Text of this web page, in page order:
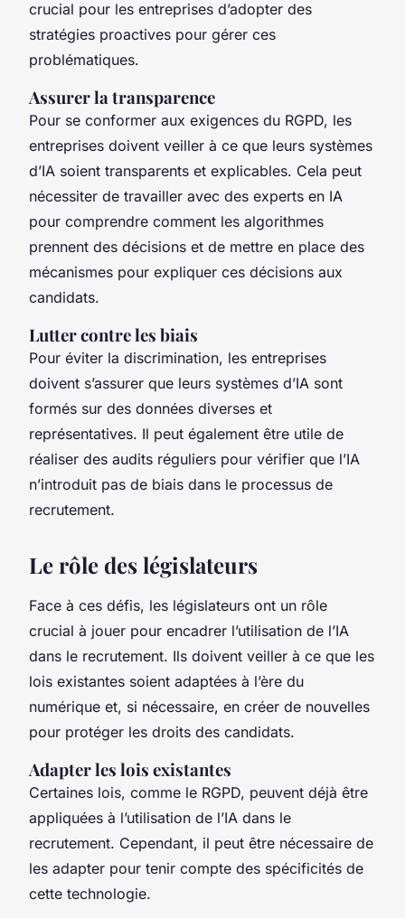
crucial pour les entreprises d’adopter des
stratégies proactives pour gérer ces
problématiques.
Assurer la transparence
Pour se conformer aux exigences du RGPD, les
entreprises doivent veiller à ce que leurs systèmes
d’IA soient transparents et explicables. Cela peut
nécessiter de travailler avec des experts en IA
pour comprendre comment les algorithmes
prennent des décisions et de mettre en place des
mécanismes pour expliquer ces décisions aux
candidats.
Lutter contre les biais
Pour éviter la discrimination, les entreprises
doivent s’assurer que leurs systèmes d’IA sont
formés sur des données diverses et
représentatives. Il peut également être utile de
réaliser des audits réguliers pour vérifier que l’IA
n’introduit pas de biais dans le processus de
recrutement.
Le rôle des législateurs
Face à ces défis, les législateurs ont un rôle
crucial à jouer pour encadrer l’utilisation de l’IA
dans le recrutement. Ils doivent veiller à ce que les
lois existantes soient adaptées à l’ère du
numérique et, si nécessaire, en créer de nouvelles
pour protéger les droits des candidats.
Adapter les lois existantes
Certaines lois, comme le RGPD, peuvent déjà être
appliquées à l’utilisation de l’IA dans le
recrutement. Cependant, il peut être nécessaire de
les adapter pour tenir compte des spécificités de
cette technologie.